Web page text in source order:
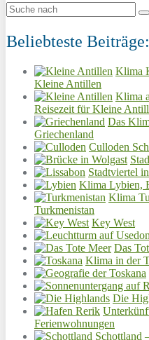
Beliebteste Beiträge:
Klima
Kleine Antillen
Klima
Reisezeit für Kleine
Das
Griechenland
Culloden
Stadtviertel
Klima Lybien,
Klima
Turkmenistan
Key West
Das
Klima in der
Die
Ferienwohnungen
Schottland